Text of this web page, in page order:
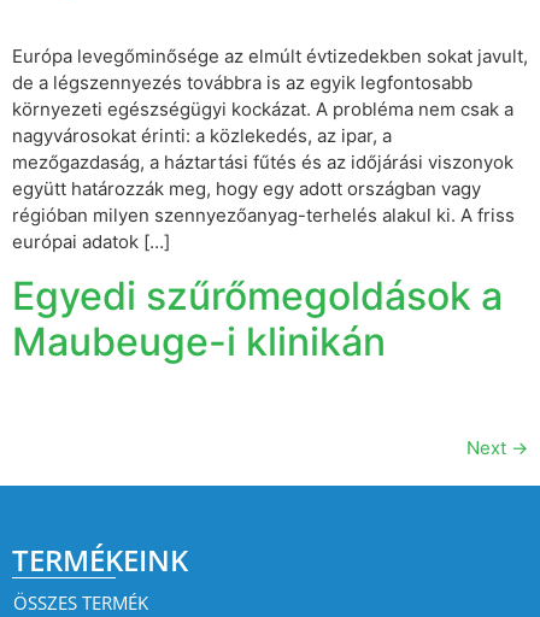
Európa levegőminősége az elmúlt évtizedekben sokat javult,
de a légszennyezés továbbra is az egyik legfontosabb
környezeti egészségügyi kockázat. A probléma nem csak a
nagyvárosokat érinti: a közlekedés, az ipar, a
mezőgazdaság, a háztartási fűtés és az időjárási viszonyok
együtt határozzák meg, hogy egy adott országban vagy
régióban milyen szennyezőanyag-terhelés alakul ki. A friss
európai adatok […]
Egyedi szűrőmegoldások a
Maubeuge-i klinikán
Next →
TERMÉKEINK
ÖSSZES TERMÉK